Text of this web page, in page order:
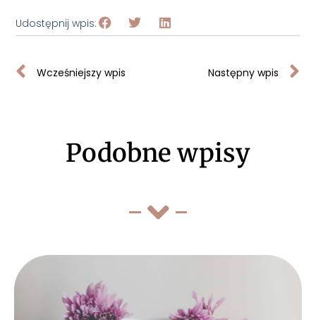
Udostępnij wpis:
Wcześniejszy wpis Następny wpis
Podobne wpisy